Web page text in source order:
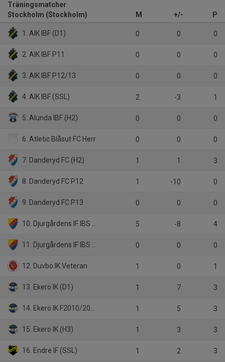
Träningsmatcher
Stockholm (Stockholm)
M +/- P
1. AIK IBF (D1) 0 0 0
2. AIK IBF P11 0 0 0
3. AIK IBF P12/13 0 0 0
4. AIK IBF (SSL) 2 -3 1
5. Alunda IBF (H2) 0 0 0
6. Atletic Blåsut FC Herr 0 0 0
7. Danderyd FC (H2) 1 1 3
8. Danderyd FC P12 1 -10 0
9. Danderyd FC P13 0 0 0
10. Djurgårdens IF IBS (D2) 5 -8 4
11. Djurgårdens IF IBS P13 0 0 0
12. Duvbo IK Veteran 1 0 1
13. Ekerö IK (D1) 1 7 3
14. Ekerö IK F2010/2012 1 5 3
15. Ekerö IK (H3) 1 3 3
16. Endre IF (SSL) 1 2 3